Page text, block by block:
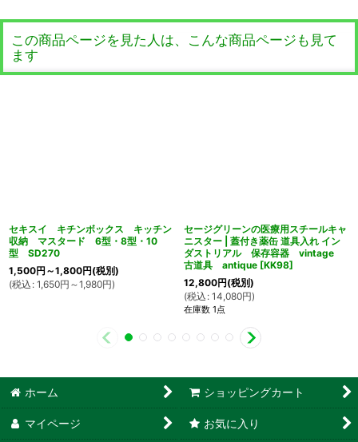
この商品ページを見た人は、こんな商品ページも見て
ます
セキスイ キチンボックス キッチン
収納 マスタード 6型・8型・10
型 SD270
1,500円 ～1,800円(税別)
(税込 : 1,650円 ～1,980円)
セージグリーンの医療用スチールキャ
ニスター | 蓋付き薬缶 道具入れ イン
ダストリアル 保存容器 vintage
古道具 antique [KK98]
12,800円(税別)
(税込 : 14,080円)
在庫数 1点
ホーム ショッピングカート
マイページ お気に入り